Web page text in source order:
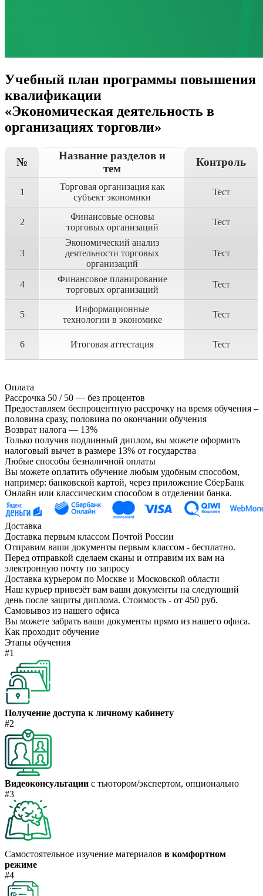
Учебный план программы повышения
квалификации
«Экономическая деятельность в
организациях торговли»
№
Название разделов и
тем
Контроль
1
Торговая организация как
субъект экономики
Тест
2
Финансовые основы
торговых организаций
Тест
3
Экономический анализ
деятельности торговых
организаций
Тест
4
Финансовое планирование
торговых организаций
Тест
5
Информационные
технологии в экономике
Тест
6 Итоговая аттестация Тест
Оплата
Рассрочка 50 / 50 — без процентов
Предоставляем беспроцентную рассрочку на время обучения –
половина сразу, половина по окончании обучения
Возврат налога — 13%
Только получив подлинный диплом, вы можете оформить
налоговый вычет в размере 13% от государства
Любые способы безналичной оплаты
Вы можете оплатить обучение любым удобным способом,
например: банковской картой, через приложение СберБанк
Онлайн или классическим способом в отделении банка.
Доставка
Доставка первым классом Почтой России
Отправим ваши документы первым классом - бесплатно.
Перед отправкой сделаем сканы и отправим их вам на
электронную почту по запросу
Доставка курьером по Москве и Московской области
Наш курьер привезёт вам ваши документы на следующий
день после защиты диплома. Стоимость - от 450 руб.
Самовывоз из нашего офиса
Вы можете забрать ваши документы прямо из нашего офиса.
Как проходит обучение
Этапы обучения
#1
Получение доступа к личному кабинету
#2
Видеоконсультации с тьютором/экспертом, опционально
#3
Самостоятельное изучение материалов в комфортном
режиме
#4